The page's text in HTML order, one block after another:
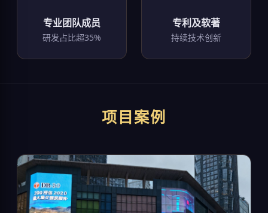
专业团队成员
研发占比超35%
专利及软著
持续技术创新
项目案例